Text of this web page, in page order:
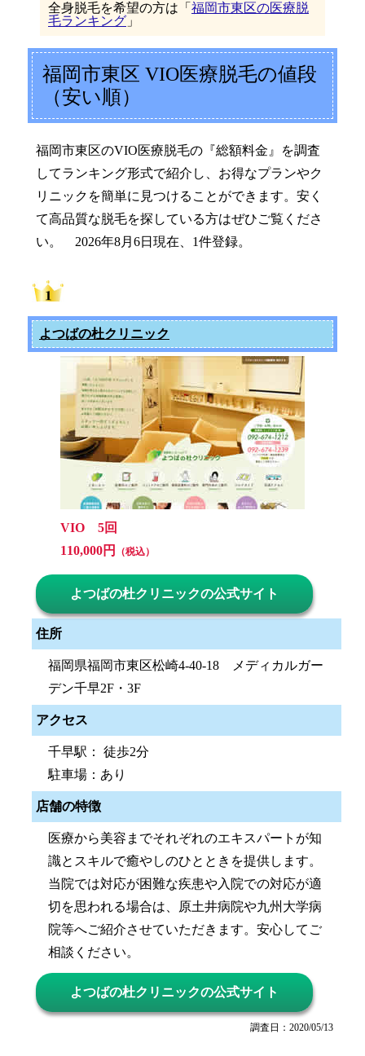
全身脱毛を希望の方は「 福岡市東区の医療脱
毛ランキング 」
福岡市東区 VIO医療脱毛の値段
（安い順）
福岡市東区のVIO医療脱毛の『総額料金』を調査
してランキング形式で紹介し、お得なプランやク
リニックを簡単に見つけることができます。安く
て高品質な脱毛を探している方はぜひご覧くださ
い。 2026年8月6日現在、1件登録。
よつばの杜クリニック
VIO 5回
110,000円
（税込）
よつばの杜クリニックの公式サイト
住所
福岡県福岡市東区松崎4-40-18 メディカルガー
デン千早2F・3F
アクセス
千早駅： 徒歩2分
駐車場：あり
店舗の特徴
医療から美容までそれぞれのエキスパートが知
識とスキルで癒やしのひとときを提供します。
当院では対応が困難な疾患や入院での対応が適
切を思われる場合は、原土井病院や九州大学病
院等へご紹介させていただきます。安心してご
相談ください。
よつばの杜クリニックの公式サイト
調査日：2020/05/13